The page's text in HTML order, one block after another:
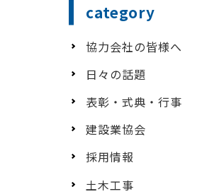
category
協力会社の皆様へ
日々の話題
表彰・式典・行事
建設業協会
採用情報
土木工事